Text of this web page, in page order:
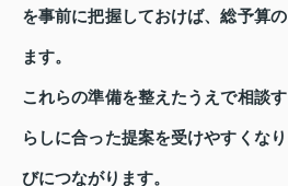
を事前に把握しておけば、総予算
ます。
これらの準備を整えたうえで相談
らしに合った提案を受けやすくな
びにつながります。